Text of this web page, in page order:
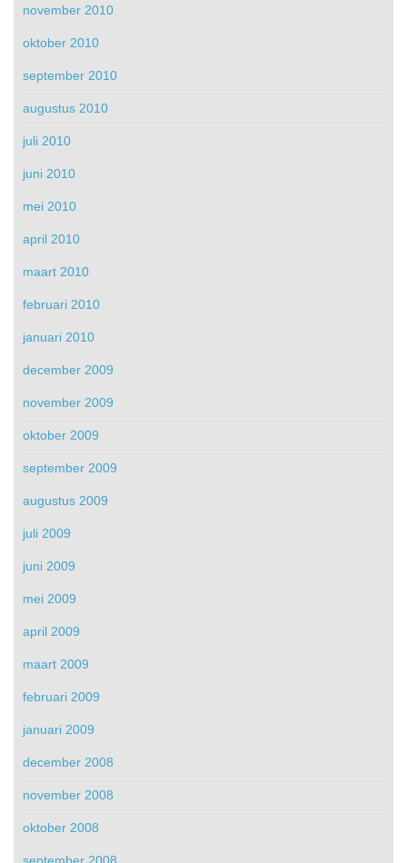
november 2010
oktober 2010
september 2010
augustus 2010
juli 2010
juni 2010
mei 2010
april 2010
maart 2010
februari 2010
januari 2010
december 2009
november 2009
oktober 2009
september 2009
augustus 2009
juli 2009
juni 2009
mei 2009
april 2009
maart 2009
februari 2009
januari 2009
december 2008
november 2008
oktober 2008